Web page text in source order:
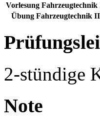
Vorlesung
Übung Fahrzeugtechnik
2-stündige
Note